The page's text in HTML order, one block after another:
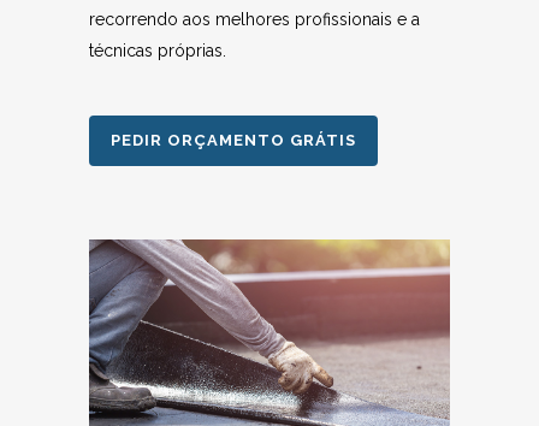
recorrendo aos melhores profissionais e a
técnicas próprias.
PEDIR ORÇAMENTO GRÁTIS